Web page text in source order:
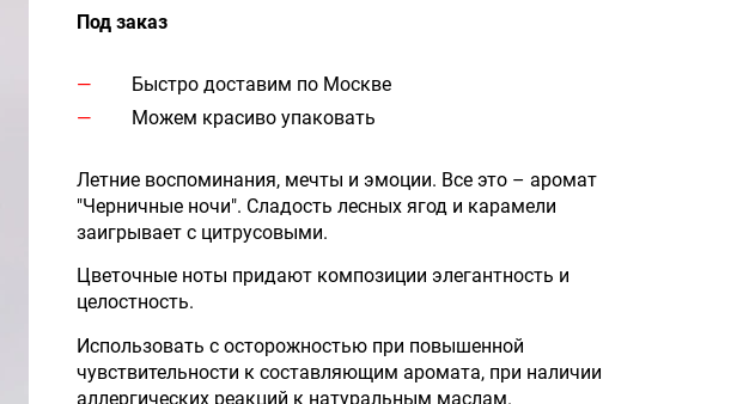
Под заказ
Быстро доставим по Москве
Можем красиво упаковать
Летние воспоминания, мечты и эмоции. Все это – аромат
"Черничные ночи". Сладость лесных ягод и карамели
заигрывает с цитрусовыми.
Цветочные ноты придают композиции элегантность и
целостность.
Использовать с осторожностью при повышенной
чувствительности к составляющим аромата, при наличии
аллергических реакций к натуральным маслам.